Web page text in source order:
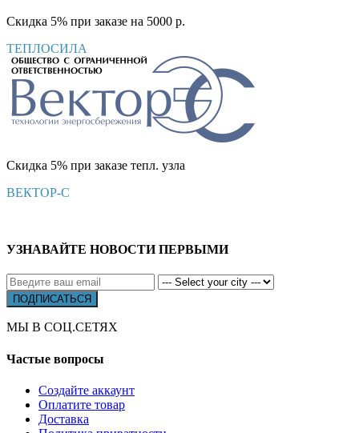
Скидка 5% при заказе на 5000 р.
ТЕПЛОСИЛА
Скидка 5% при заказе тепл. узла
ВЕКТОР-С
УЗНАВАЙТЕ НОВОСТИ ПЕРВЫМИ
МЫ В СОЦ.СЕТЯХ
Частые вопросы
Создайте аккаунт
Оплатите товар
Доставка